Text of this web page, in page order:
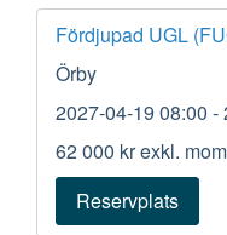
Fördjupad UGL
Örby
2027-04-19 08:00 -
62 000 krexkl.
Reservplats